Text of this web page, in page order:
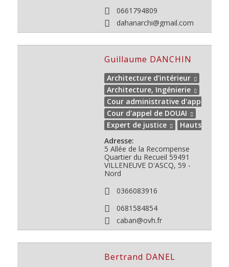
0661794809
dahanarchi@gmail.com
Guillaume DANCHIN
Architecture d'intérieur
Architecture, Ingénierie
Cour administrative d'appel de
Cour d'appel de DOUAI
Expert de justice
Hauts de
Adresse:
5 Allée de la Recompense
Quartier du Recueil 59491
VILLENEUVE D'ASCQ, 59 -
Nord
0366083916
0681584854
caban@ovh.fr
Bertrand DANEL